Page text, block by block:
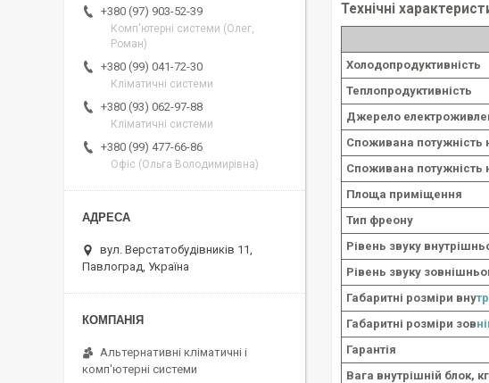
Технічні
Холодопродуктивність
Теплопродуктивність
Джерело
Споживана потужність
Споживана потужність
Площа приміщення
Тип фреону
Рівень звуку
Рівень звуку
Габаритні розміри вну
Габаритні розміри зов
Гарантія
Вага внутрішній блок, кг
+380 (97) 903-52-39
Комп'ютерні системи (Олег,
Роман)
+380 (99) 041-72-30
Кліматичні системи
+380 (93) 062-97-88
Кліматичні системи
+380 (99) 477-66-86
Офіс (Ольга Володимирівна)
вул. Верстатобудівників 11,
Павлоград, Україна
Альтернативні кліматичні і
комп'ютерні системи